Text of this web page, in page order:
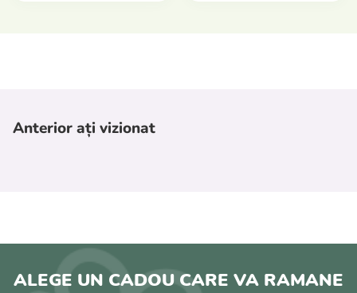
Anterior ați vizionat
ALEGE UN CADOU CARE VA RAMANE